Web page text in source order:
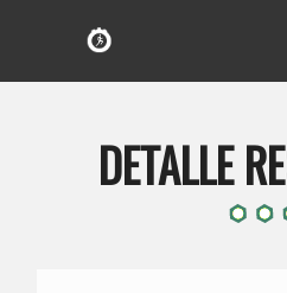
DETALLE